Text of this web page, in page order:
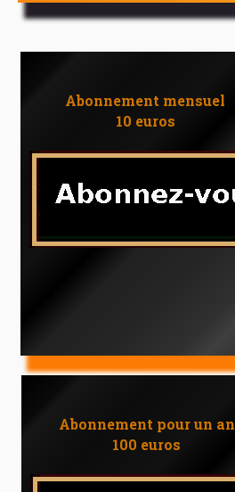
Abonnement mensuel
10 euros
Abonnement pour un an
100 euros